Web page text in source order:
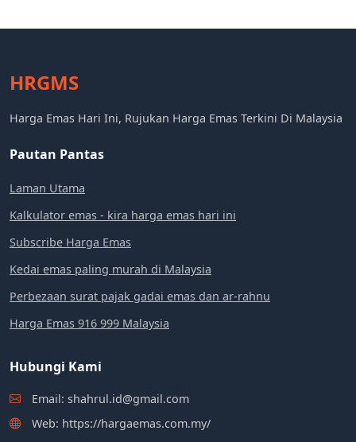
HRGMS
Harga Emas Hari Ini, Rujukan Harga Emas Terkini Di Malaysia
Pautan Pantas
Laman Utama
Kalkulator emas - kira harga emas hari ini
Subscribe Harga Emas
Kedai emas paling murah di Malaysia
Perbezaan surat pajak gadai emas dan ar-rahnu
Harga Emas 916 999 Malaysia
Hubungi Kami
Email: shahrul.id@gmail.com
Web: https://hargaemas.com.my/